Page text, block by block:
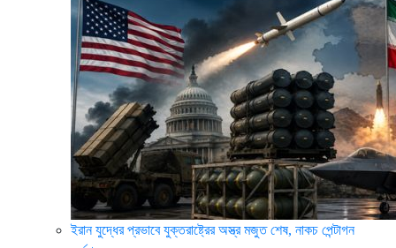
ইরান যুদ্ধের প্রভাবে যুক্তরাষ্ট্রের অস্ত্র মজুত শেষ, নাকচ পেন্টাগন